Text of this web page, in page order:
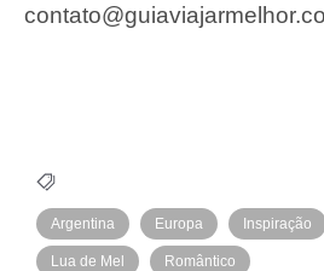
Argentina Europa Inspiração
Lua de Mel Romântico